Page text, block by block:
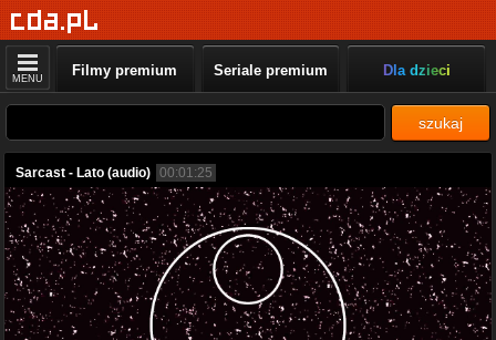
MENU Filmy premium Seriale premium Dla dzieci
szukaj
Sarcast - Lato (audio) 00:01:25